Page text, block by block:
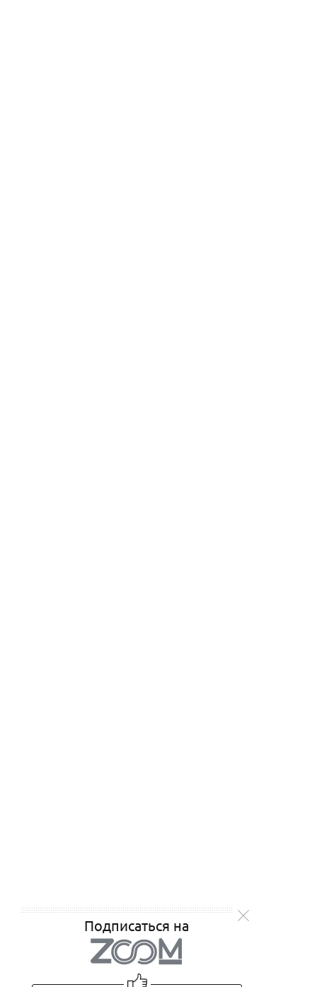
Подписаться на